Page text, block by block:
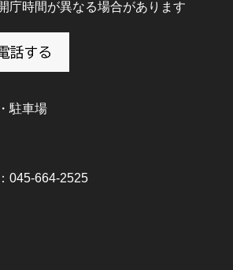
庁時間が異なる場合があります
駐車場
045-664-2525